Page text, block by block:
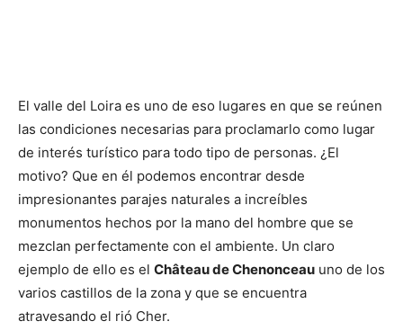
El valle del Loira es uno de eso lugares en que se reúnen
las condiciones necesarias para proclamarlo como lugar
de interés turístico para todo tipo de personas. ¿El
motivo? Que en él podemos encontrar desde
impresionantes parajes naturales a increíbles
monumentos hechos por la mano del hombre que se
mezclan perfectamente con el ambiente. Un claro
ejemplo de ello es el Château de Chenonceau uno de los
varios castillos de la zona y que se encuentra
atravesando el rió Cher.